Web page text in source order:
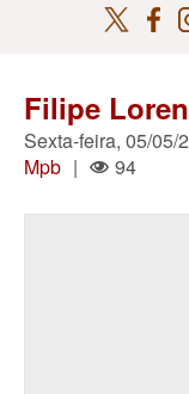
Filipe
Sexta-feira, 05/05/
Mpb | 94